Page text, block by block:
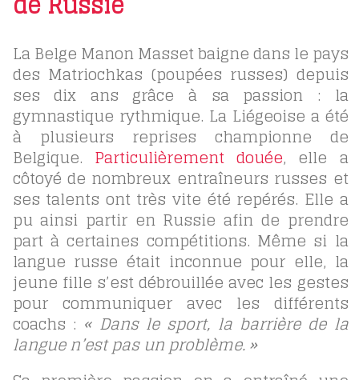
La Belge Manon Masset baigne dans le pays
des Matriochkas (poupées russes) depuis
ses dix ans grâce à sa passion : la
gymnastique rythmique. La Liégeoise a été
à plusieurs reprises championne de
Belgique. Particulièrement douée, elle a
côtoyé de nombreux entraîneurs russes et
ses talents ont très vite été repérés. Elle a
pu ainsi partir en Russie afin de prendre
part à certaines compétitions. Même si la
langue russe était inconnue pour elle, la
jeune fille s’est débrouillée avec les gestes
pour communiquer avec les différents
coachs : « Dans le sport, la barrière de la
langue n’est pas un problème. »